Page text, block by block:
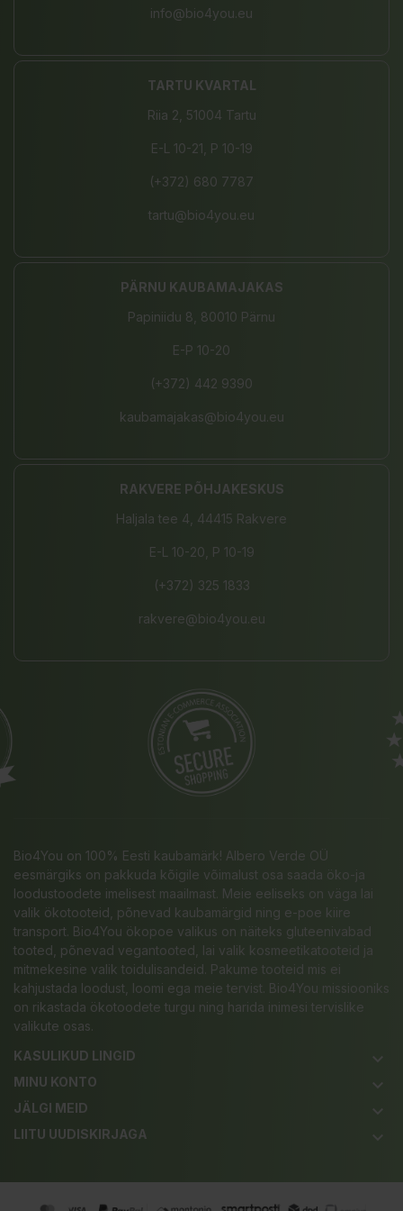
info@bio4you.eu
TARTU KVARTAL
Riia 2, 51004 Tartu
E-L 10-21, P 10-19
(+372) 680 7787
tartu@bio4you.eu
PÄRNU KAUBAMAJAKAS
Papiniidu 8, 80010 Pärnu
E-P 10-20
(+372) 442 9390
kaubamajakas@bio4you.eu
RAKVERE PÕHJAKESKUS
Haljala tee 4, 44415 Rakvere
E-L 10-20, P 10-19
(+372) 325 1833
rakvere@bio4you.eu
Bio4You on 100% Eesti kaubamärk! Albero Verde OÜ
eesmärgiks on pakkuda kõigile võimalust osa saada öko-ja
loodustoodete imelisest maailmast. Meie eeliseks on väga lai
valik ökotooteid, põnevad kaubamärgid ning e-poe kiire
transport. Bio4You ökopoe valikus on näiteks gluteenivabad
tooted, põnevad vegantooted, lai valik kosmeetikatooteid ja
mitmekesine valik toidulisandeid. Pakume tooteid mis ei
kahjustada loodust, loomi ega meie tervist. Bio4You missiooniks
on rikastada ökotoodete turgu ning harida inimesi tervislike
valikute osas.
KASULIKUD LINGID
keyboard_arrow_down
MINU KONTO keyboard_arrow_down
JÄLGI MEID keyboard_arrow_down
LIITU UUDISKIRJAGA keyboard_arrow_down